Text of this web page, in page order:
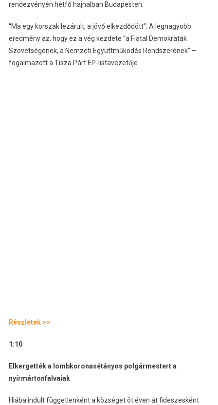
rendezvényén hétfő hajnalban Budapesten.
“Ma egy korszak lezárult, a jövő elkezdődött”. A legnagyobb
eredmény az, hogy ez a vég kezdete “a Fiatal Demokraták
Szövetségének, a Nemzeti Együttműködés Rendszerének” –
fogalmazott a Tisza Párt EP-listavezetője.
Részletek >>
1:10
Elkergették a lombkoronasétányos polgármestert a
nyírmártonfalvaiak
Hiába indult függetlenként a községet öt éven át fideszesként